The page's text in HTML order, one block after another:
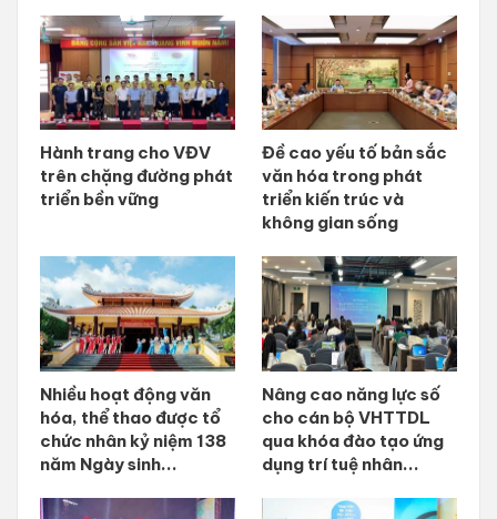
Hành trang cho VĐV
trên chặng đường phát
triển bền vững
Đề cao yếu tố bản sắc
văn hóa trong phát
triển kiến trúc và
không gian sống
Nhiều hoạt động văn
hóa, thể thao được tổ
chức nhân kỷ niệm 138
năm Ngày sinh...
Nâng cao năng lực số
cho cán bộ VHTTDL
qua khóa đào tạo ứng
dụng trí tuệ nhân...